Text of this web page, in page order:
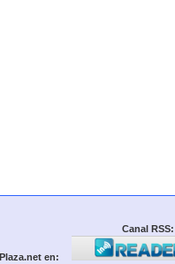
Canal RSS:
en: